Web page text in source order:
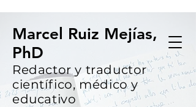
Marcel Ruiz Mejías,
PhD
Redactor y traductor
científico, médico y
educativo